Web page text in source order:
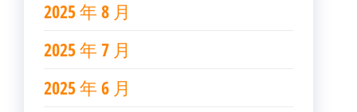
2025 年 8 月
2025 年 7 月
2025 年 6 月